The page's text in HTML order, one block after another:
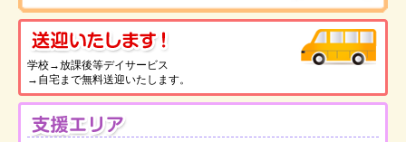
学校→放課後等デイサービス
→自宅まで無料送迎いたします。